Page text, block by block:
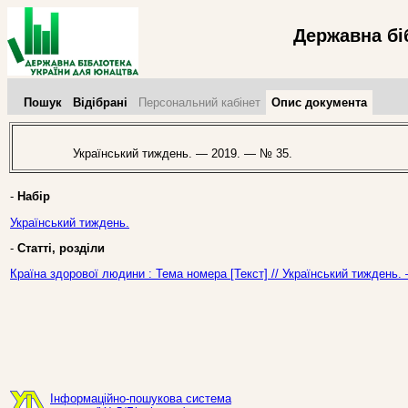
Державна
Пошук Відібрані Персональний кабінет Опис документа
Український тиждень. — 2019. — № 35.
- Набір
Український тиждень.
- Статті, розділи
Країна здорової людини : Тема номера [Текст] // Український
Інформаційно-пошукова система